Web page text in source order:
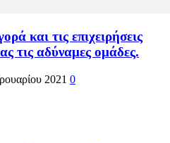
και τις επιχειρήσεις
τις αδύναμες ομάδες.
2021 0